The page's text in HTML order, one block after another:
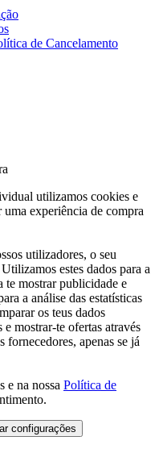
de Cancelamento
utilizamos cookies e
experiência de compra
utilizadores, o seu
estes dados para a
te mostrar publicidade e
a análise das estatísticas
os teus dados
mostrar-te ofertas através
fornecedores, apenas se já
e na nossa Política de
configurações